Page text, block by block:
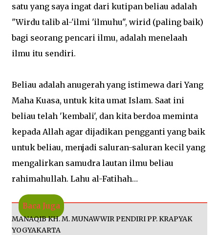
satu yang saya ingat dari kutipan beliau adalah
"Wirdu talib al-'ilmi 'ilmuhu", wirid (paling baik)
bagi seorang pencari ilmu, adalah menelaah
ilmu itu sendiri.
Beliau adalah anugerah yang istimewa dari Yang
Maha Kuasa, untuk kita umat Islam. Saat ini
beliau telah 'kembali', dan kita berdoa meminta
kepada Allah agar dijadikan pengganti yang baik
untuk beliau, menjadi saluran-saluran kecil yang
mengalirkan samudra lautan ilmu beliau
rahimahullah. Lahu al-Fatihah…
Baca Juga
MANAQIB KH. M. MUNAWWIR PENDIRI PP. KRAPYAK
YOGYAKARTA